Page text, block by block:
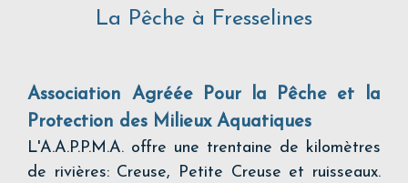
La Pêche à Fresselines
Association Agréée Pour la Pêche et la
Protection des Milieux Aquatiques
L'A.A.P.P.M.A. offre une trentaine de kilomètres
de rivières: Creuse, Petite Creuse et ruisseaux.